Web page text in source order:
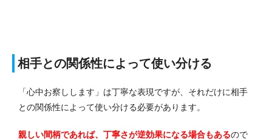
相手との関係性によって使い分ける
「心中お察しします」は丁寧な表現ですが、それだけに相手
との関係性によって使い分ける必要があります。
親しい間柄であれば、丁寧さが逆効果になる場合もあるので